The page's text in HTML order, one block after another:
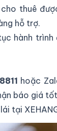
thuê
hỗ trợ.
hành trình
hoặc
báo giá
tại